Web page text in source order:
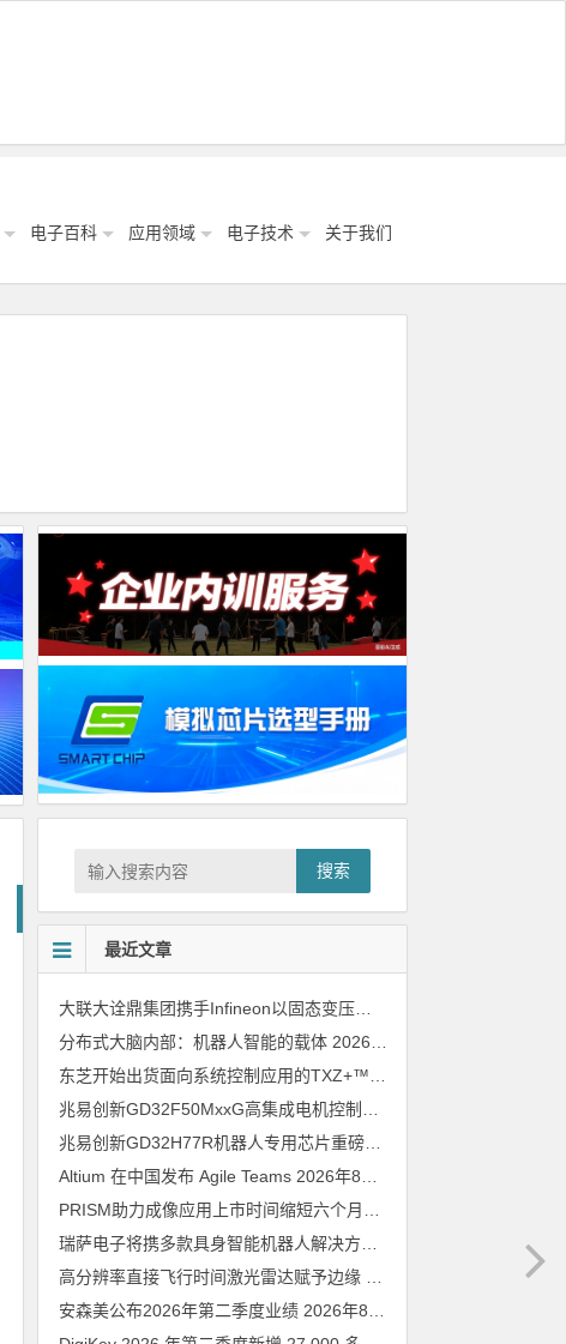
电子百科 应用领域 电子技术 关于我们
搜索
最近文章
大联大诠鼎集团携手Infineon以固态变压器重构配电效率新标杆
分布式大脑内部：机器人智能的载体 2026年8月6日
兆易创新GD32H77R机器人专用芯片重磅亮相，精准赋能伺服驱动与关节控制
Altium 在中国发布 Agile Teams 2026年8月6日
2026年8
安森美公布2026年第二季度业绩 2026年8月6日